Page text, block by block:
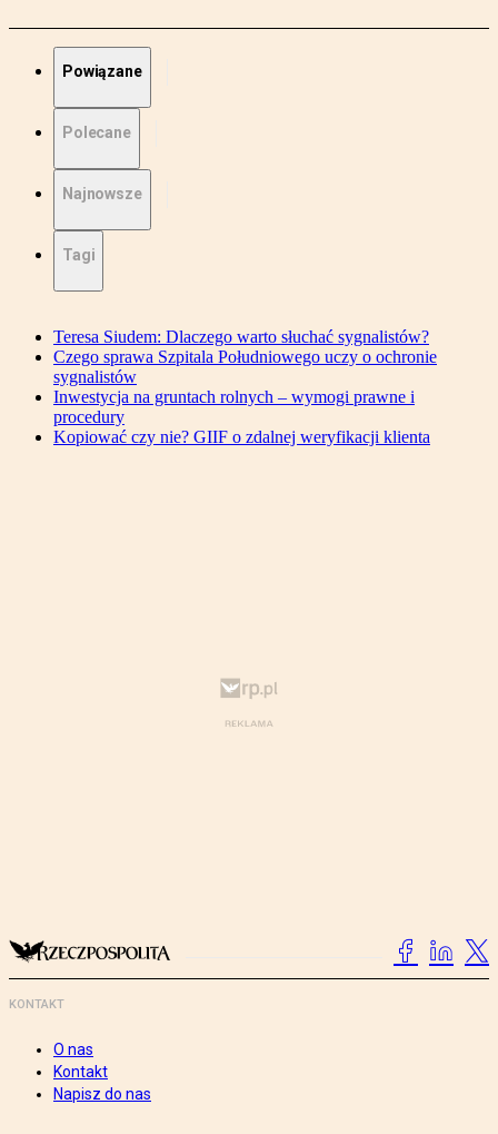
Powiązane
Polecane
Najnowsze
Tagi
Teresa Siudem: Dlaczego warto słuchać sygnalistów?
Czego sprawa Szpitala Południowego uczy o ochronie
sygnalistów
Inwestycja na gruntach rolnych – wymogi prawne i
procedury
Kopiować czy nie? GIIF o zdalnej weryfikacji klienta
KONTAKT
O nas
Kontakt
Napisz do nas